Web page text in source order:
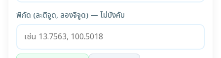
พิกัด (ละติจูด, ลองจิจูด) — ไม่บังคับ